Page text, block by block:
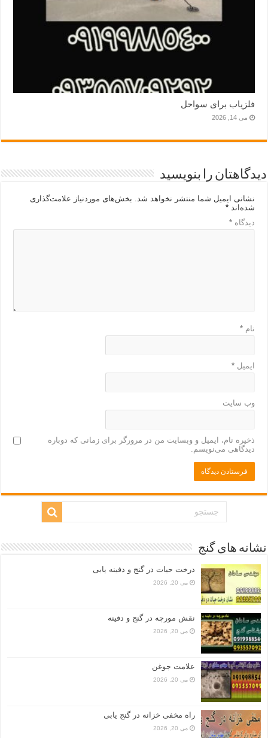
فلزیاب برای سواحل
می 14, 2026
دیدگاهتان را بنویسید
نشانی ایمیل شما منتشر نخواهد شد.
بخش‌های موردنیاز علامت‌گذاری
شده‌اند*
دیدگاه*
نام*
ایمیل*
وب‌ سایت
ذخیره نام، ایمیل و وبسایت من در مرورگر برای زمانی که دوباره
دیدگاهی می‌نویسم.
نشانه های گنج
درخت حیات در گنج و دفینه یابی
می 20, 2026
نقش مورچه در گنج و دفینه
می 20, 2026
علامت جوغن
می 20, 2026
راه مخفی خزانه در گنج یابی
می 20, 2026